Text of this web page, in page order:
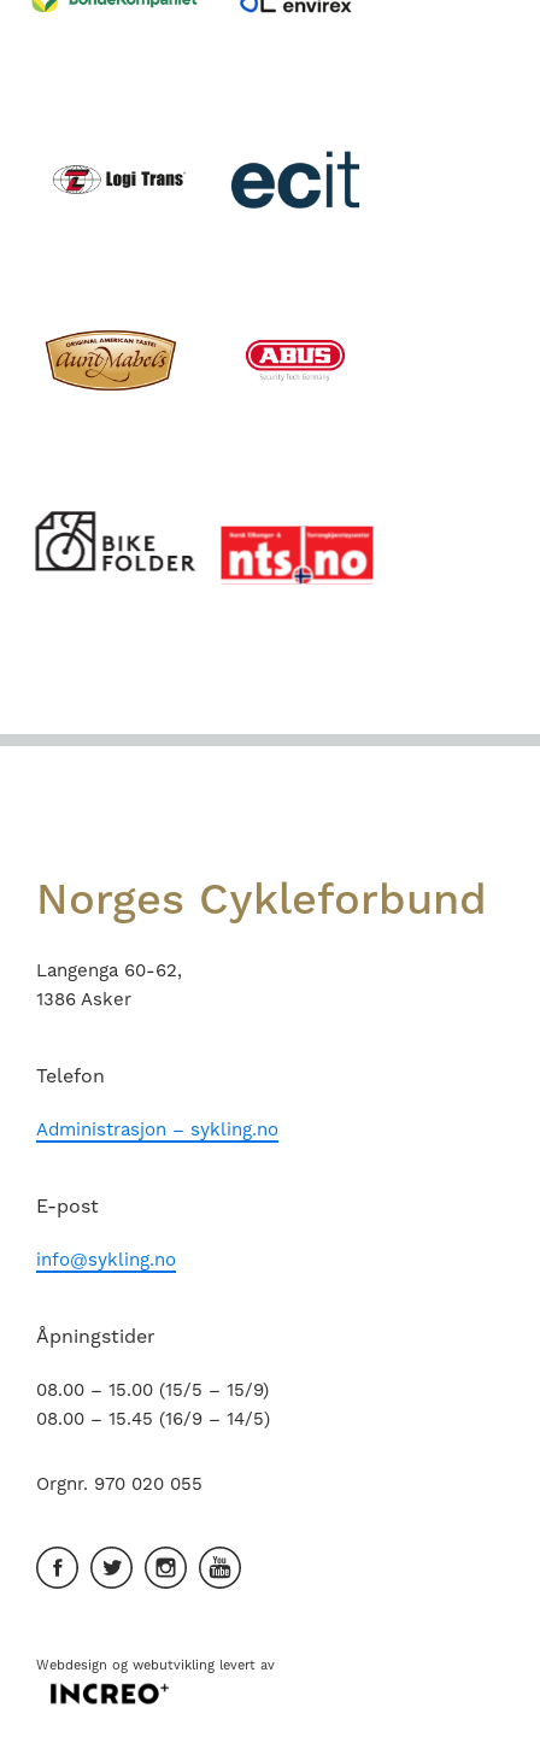
Footer
Norges Cykleforbund
Langenga 60-62,
1386 Asker
Telefon
Administrasjon – sykling.no
E-post
info@sykling.no
Åpningstider
08.00 – 15.00 (15/5 – 15/9)
08.00 – 15.45 (16/9 – 14/5)
Orgnr. 970 020 055
Webdesign og webutvikling levert av